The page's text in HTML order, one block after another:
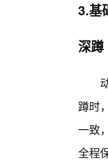
3.基
深
蹲时
一致
全程